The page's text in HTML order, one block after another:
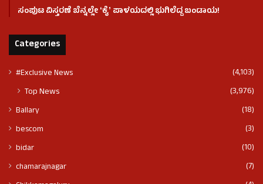
ಸಂಪುಟ ವಿಸ್ತರಣೆ ಬೆನ್ನಲ್ಲೇ ʻಕೈʼ ಪಾಳಯದಲ್ಲಿ ಭುಗಿಲೆದ್ದ ಬಂಡಾಯ!
Categories
#Exclusive News (4,103)
Top News (3,976)
Ballary
(18)
bescom
(3)
bidar
(10)
chamarajnagar
(7)